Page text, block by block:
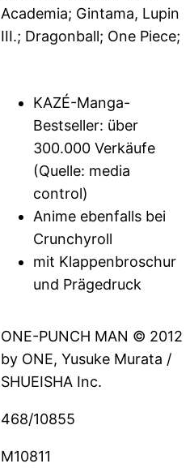
Academia; Gintama, Lupin
III.; Dragonball; One Piece;
KAZÉ-Manga-
Bestseller: über
300.000 Verkäufe
(Quelle: media
control)
Anime ebenfalls bei
Crunchyroll
mit Klappenbroschur
und Prägedruck
ONE-PUNCH MAN © 2012
by ONE, Yusuke Murata /
SHUEISHA Inc.
468/10855
M10811